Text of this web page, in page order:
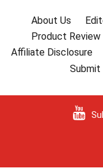
About Us
Product Review
Affiliate Disclosure